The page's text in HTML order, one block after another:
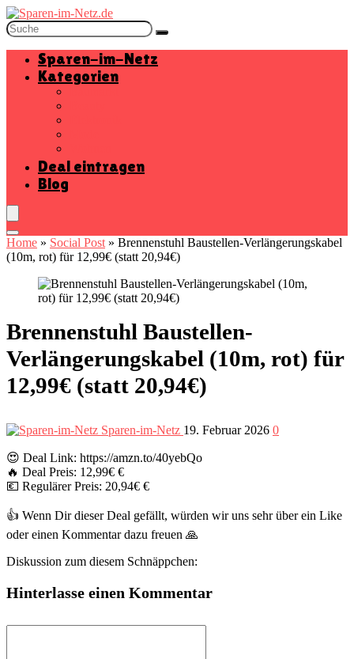
Sparen-im-Netz
Kategorien
Deal eintragen
Blog
Home » Social Post » Brennenstuhl Baustellen-Verlängerungskabel
(10m, rot) für 12,99€ (statt 20,94€)
Brennenstuhl Baustellen-
Verlängerungskabel (10m, rot) für
12,99€ (statt 20,94€)
Sparen-im-Netz 19. Februar 2026 0
😍 Deal Link: https://amzn.to/40yebQo
🔥 Deal Preis: 12,99€ €
💶 Regulärer Preis: 20,94€ €
👍 Wenn Dir dieser Deal gefällt, würden wir uns sehr über ein Like
oder einen Kommentar dazu freuen 🙏
Diskussion zum diesem Schnäppchen:
Hinterlasse einen Kommentar